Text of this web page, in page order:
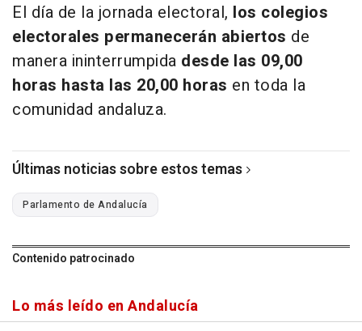
El día de la jornada electoral, los colegios
electorales permanecerán abiertos de
manera ininterrumpida desde las 09,00
horas hasta las 20,00 horas en toda la
comunidad andaluza.
Últimas noticias sobre estos temas
Parlamento de Andalucía
Contenido patrocinado
Lo más leído en Andalucía